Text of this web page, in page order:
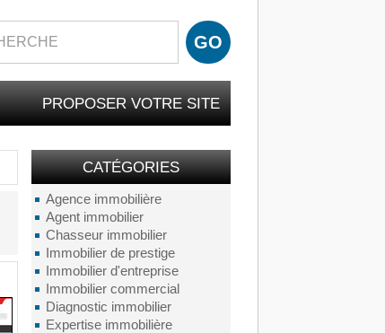
PROPOSER VOTRE SITE
CATÉGORIES
Agence immobilière
Agent immobilier
Chasseur immobilier
Immobilier de prestige
Immobilier d'entreprise
Immobilier commercial
Diagnostic immobilier
Expertise immobilière